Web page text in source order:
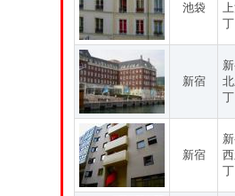
池袋
新宿
新宿